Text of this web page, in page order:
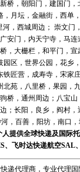
桥，朝阳门，建国门
月坛，金融街，西
，西城周边； 崇文
安门，内天宁寺，马
，大栅栏，和平门，
区，世界公园，花
匠营，成寿寺，宋
苑，八里桥，果园
桥，通州周边；八宝
；长阳，良乡，阎村
，百善，阳坊，南口
提供全球快递及国际
、 飞时达快递航空SAL
递代理商，专业代理